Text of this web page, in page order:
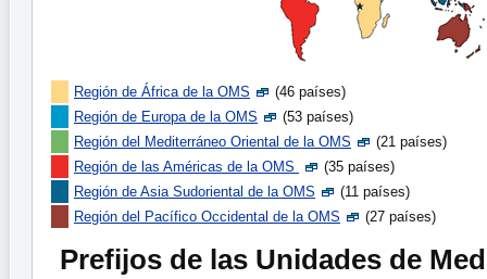
Región de África de la OMS
(46 países)
Región de Europa de la OMS
(53 países)
Región del Mediterráneo Oriental de la OMS
(21 países)
Región de las Américas de la OMS
(35 países)
Región de Asia Sudoriental de la OMS
(11 países)
Región del Pacífico Occidental de la OMS
(27 países)
Prefijos de las Unidades de